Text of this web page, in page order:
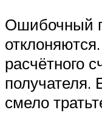
Ошибочный
расчётного
получателя.
смело